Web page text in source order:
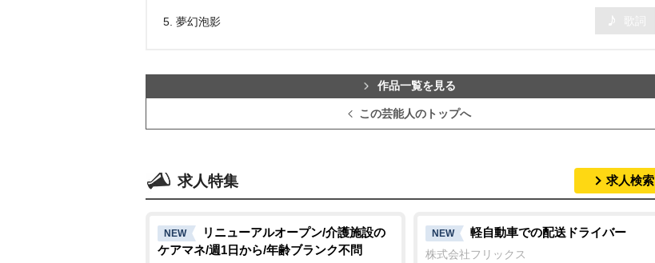
5. 夢幻泡影
作品一覧を見る
この芸能人のトップへ
求人特集 求人検索
NEW
リニューアルオープン/介護施設の
ケアマネ/週1日から/年齢ブランク不問
NEW 軽自動車での配送ドライバー
株式会社フリックス